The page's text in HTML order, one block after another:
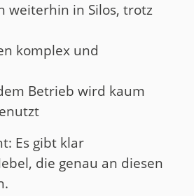
weiterhin in Silos, trotz
komplex und
Betrieb wird kaum
Es gibt klar
die genau an diesen